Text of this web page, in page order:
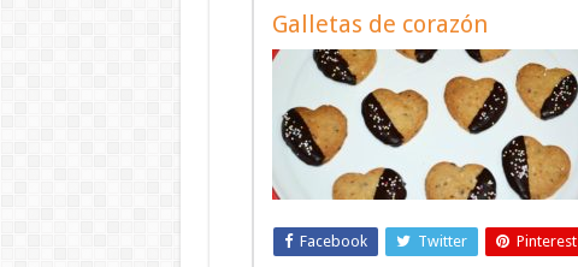
Galletas de corazón
Facebook Twitter Pinterest